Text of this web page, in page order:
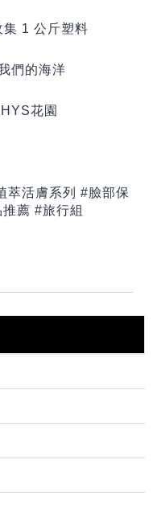
集 1 公斤塑料
們的海洋
花園
萃活膚系列 #臉部保
推薦 #旅行組